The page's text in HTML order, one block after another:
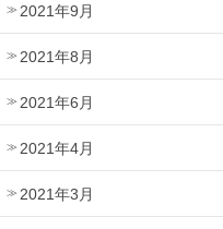
2021年9月
2021年8月
2021年6月
2021年4月
2021年3月